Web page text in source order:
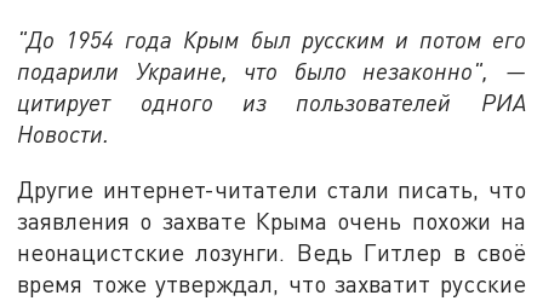
"До 1954 года Крым был русским и потом его
подарили Украине, что было незаконно", —
цитирует одного из пользователей РИА
Новости.
Другие интернет-читатели стали писать, что
заявления о захвате Крыма очень похожи на
неонацистские лозунги. Ведь Гитлер в своё
время тоже утверждал, что захватит русские